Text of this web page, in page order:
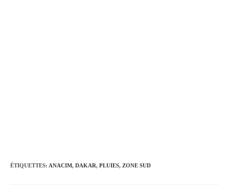
ÉTIQUETTES: ANACIM, DAKAR, PLUIES, ZONE SUD